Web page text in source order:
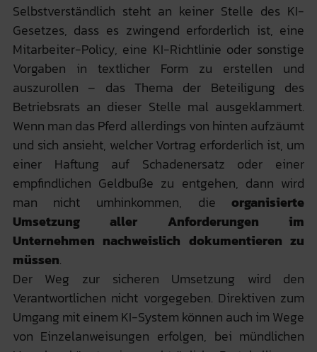
Selbstverständlich steht an keiner Stelle des KI-
Gesetzes, dass es zwingend erforderlich ist, eine
Mitarbeiter-Policy, eine KI-Richtlinie oder sonstige
Vorgaben in textlicher Form zu erstellen und
auszurollen – das Thema der Beteiligung des
Betriebsrats an dieser Stelle mal ausgeklammert.
Wenn man das Pferd allerdings von hinten aufzäumt
und sich ansieht, welcher Vortrag erforderlich ist, um
einer Haftung auf Schadenersatz oder einer
empfindlichen Geldbuße zu entgehen, dann wird
man nicht umhinkommen, dieorganisierte
Umsetzung aller Anforderungen im
Unternehmen nachweislich dokumentieren zu
müssen.
Der Weg zur sicheren Umsetzung wird den
Verantwortlichen nicht vorgegeben. Direktiven zum
Umgang mit einem KI-System können auch im Wege
von Einzelanweisungen erfolgen, bei mündlichen